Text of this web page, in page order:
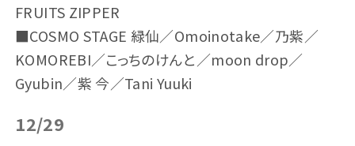
FRUITS ZIPPER
■COSMO STAGE 緑仙／Omoinotake／乃紫／
KOMOREBI／こっちのけんと／moon drop／
Gyubin／紫 今／Tani Yuuki
12/29